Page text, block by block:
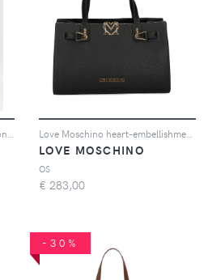
LOVE MOSCHINO
OS
€ 283,00
-30%